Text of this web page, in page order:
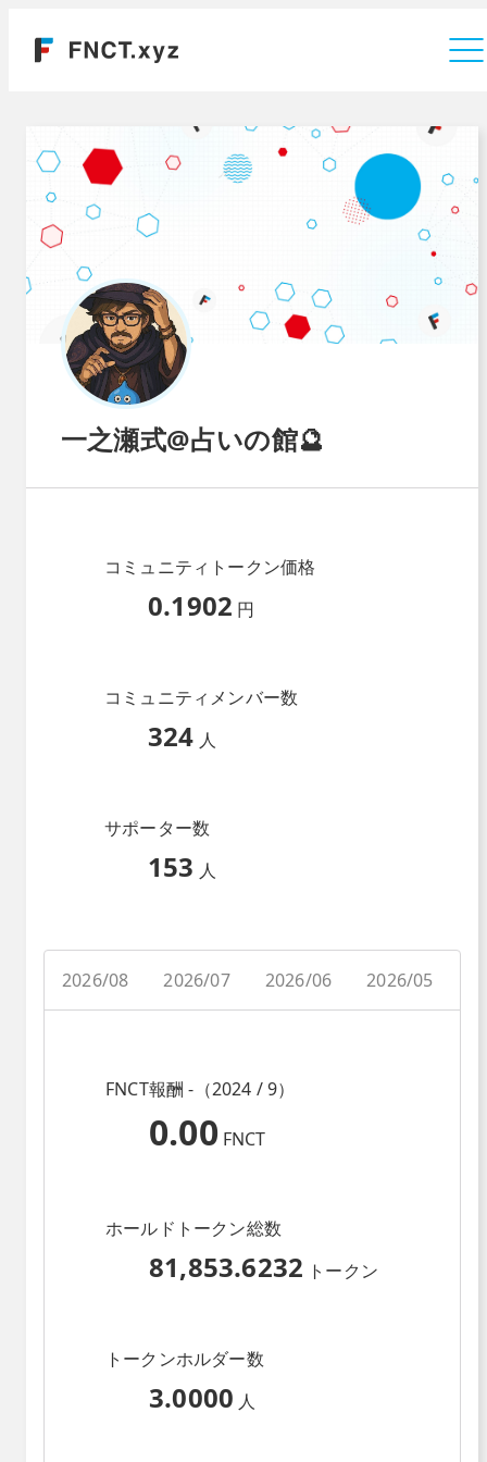
一之瀬式@占いの館🔮
コミュニティトークン価格
0.1902 円
コミュニティメンバー数
324 人
サポーター数
153 人
2026/08 2026/07 2026/06 2026/05
FNCT報酬 -（2024 / 9）
0.00 FNCT
ホールドトークン総数
81,853.6232 トークン
トークンホルダー数
3.0000 人